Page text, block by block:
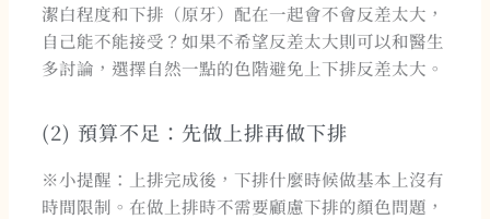
潔白程度和下排（原牙）配在一起會不會反差太大，
自己能不能接受？如果不希望反差太大則可以和醫生
多討論，選擇自然一點的色階避免上下排反差太大。
(2) 預算不足：先做上排再做下排
※小提醒：上排完成後，下排什麼時候做基本上沒有
時間限制。在做上排時不需要顧慮下排的顏色問題，